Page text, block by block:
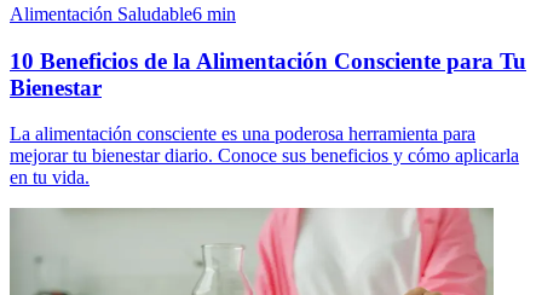
Alimentación Saludable6 min
10 Beneficios de la Alimentación Consciente para Tu
Bienestar
La alimentación consciente es una poderosa herramienta para
mejorar tu bienestar diario. Conoce sus beneficios y cómo aplicarla
en tu vida.